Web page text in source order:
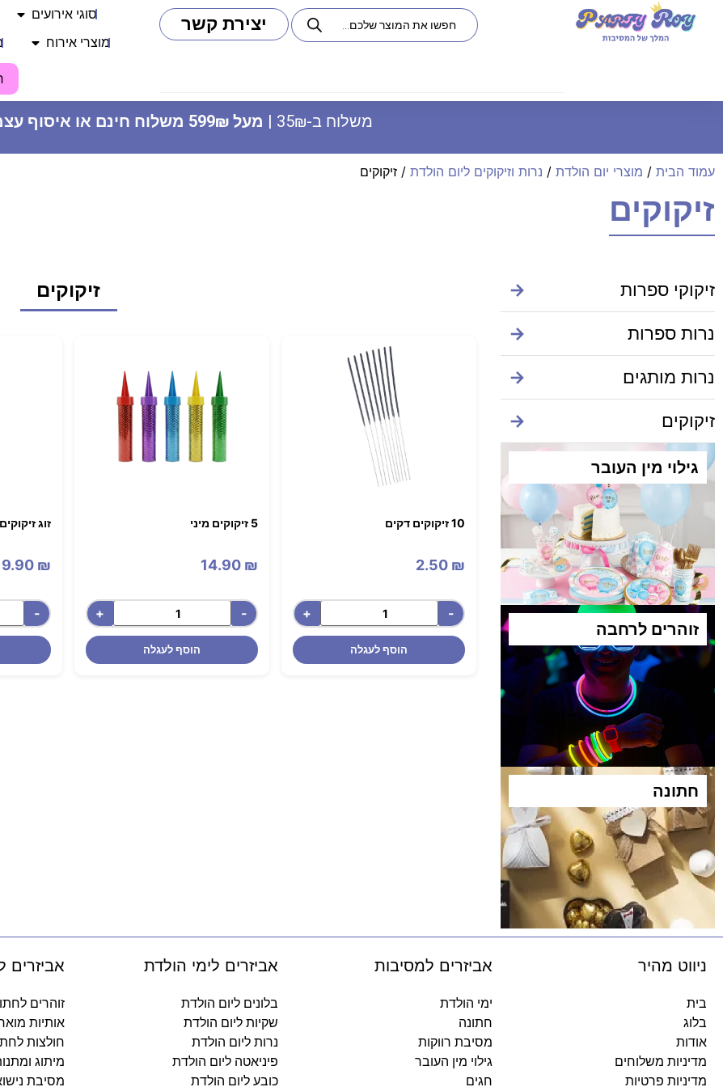
יצירת קשר סוגי אירועים
מוצרי אירוח
משלוח ב-35₪ | מעל 599₪ משלוח חינם או איסוף עצמי
עמוד הבית / מוצרי יום הולדת / נרות וזיקוקים ליום הולדת / זיקוקים
זיקוקים
זיקוקי ספרות →
נרות ספרות →
נרות מותגים →
זיקוקים →
גילוי מין העובר
זוהרים לרחבה​
חתונה​
זיקוקים
10 זיקוקים דקים
2.50 ₪
-
+
הוסף לעגלה
5 זיקוקים מיני
14.90 ₪
-
+
הוסף לעגלה
זוג
9.90 ₪
-
ניווט מהיר
בית
בלוג
אודות
מדיניות משלוחים
מדיניות פרטיות
אביזרים למסיבות
ימי הולדת
חתונה
מסיבת רווקות
גילוי מין העובר
חגים
אביזרים לימי הולדת
בלונים ליום הולדת
שקיות ליום הולדת
נרות ליום הולדת
פיניאטה ליום הולדת
כובע ליום הולדת
אביזרים
זוהרים
אותיות
חולצות
מיתוג
מסיבת